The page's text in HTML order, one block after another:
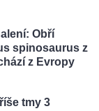
Obří
spinosaurus z
z Evropy
tmy 3